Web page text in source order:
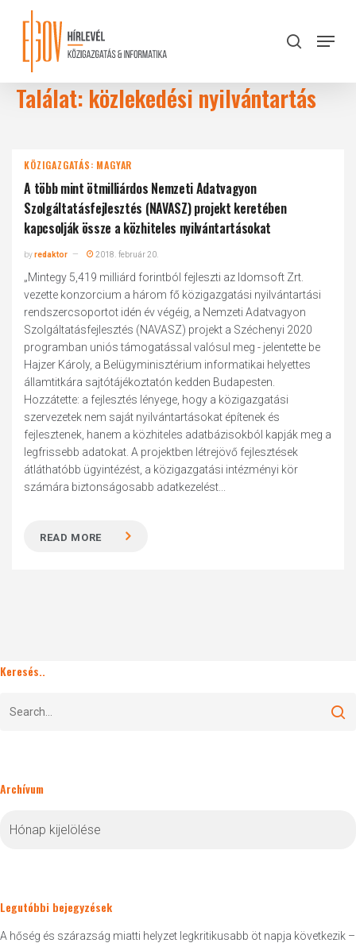
content
search
Menu
Találat: közlekedési nyilvántartás
KÖZIGAZGATÁS: MAGYAR
A több mint ötmilliárdos Nemzeti Adatvagyon
Szolgáltatásfejlesztés (NAVASZ) projekt keretében
kapcsolják össze a közhiteles nyilvántartásokat
byredaktor 2018. február 20.
„Mintegy 5,419 milliárd forintból fejleszti az Idomsoft Zrt.
vezette konzorcium a három fő közigazgatási nyilvántartási
rendszercsoportot idén év végéig, a Nemzeti Adatvagyon
Szolgáltatásfejlesztés (NAVASZ) projekt a Széchenyi 2020
programban uniós támogatással valósul meg - jelentette be
Hajzer Károly, a Belügyminisztérium informatikai helyettes
államtitkára sajtótájékoztatón kedden Budapesten.
Hozzátette: a fejlesztés lényege, hogy a közigazgatási
szervezetek nem saját nyilvántartásokat építenek és
fejlesztenek, hanem a közhiteles adatbázisokból kapják meg a
legfrissebb adatokat. A projektben létrejövő fejlesztések
átláthatóbb ügyintézést, a közigazgatási intézményi kör
számára biztonságosabb adatkezelést...
READ MORE
Keresés..
Archívum
Legutóbbi bejegyzések
A hőség és szárazság miatti helyzet legkritikusabb öt napja következik –
Close